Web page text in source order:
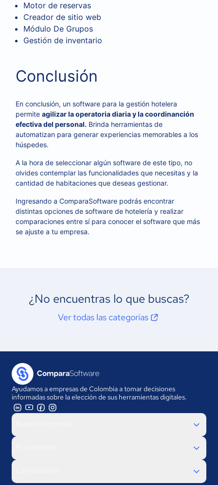
Motor de reservas
Creador de sitio web
Módulo De Grupos
Gestión de inventario
Conclusión
En conclusión, un software para la gestión hotelera
permite agilizar la operatoria diaria y la coordinanción
efectiva del personal. Brinda herramientas de
automatizan para generar experiencias memorables a los
húspedes.
A la hora de seleccionar algún software de este tipo, no
olvides contemplar las funcionalidades que necesitas y la
cantidad de habitaciones que deseas gestionar.
Ingresando a ComparaSoftware podrás encontrar
distintas opciones de software de hotelería y realizar
comparaciones entre sí para conocer el software que más
se ajuste a tu empresa.
¿No encuentras lo que buscas?
Ver todas las categorías
Ayudamos a empresas de Colombia a tomar decisiones
informadas sobre la elección de sus herramientas digitales.